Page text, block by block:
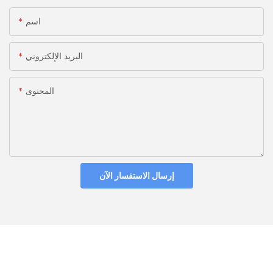
اسم
البريد الإلكتروني
المحتوى
إرسال الاستفسار الآن